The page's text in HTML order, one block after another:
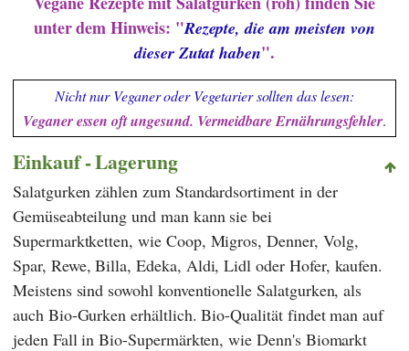
unter dem Hinweis: "Rezepte, die am meisten von
dieser Zutat haben".
Nicht nur Veganer oder Vegetarier sollten das lesen:
Veganer essen oft ungesund. Vermeidbare Ernährungsfehler.
Einkauf - Lagerung
Salatgurken zählen zum Standardsortiment in der
Gemüseabteilung und man kann sie bei
Supermarktketten, wie Coop, Migros,Denner, Volg,
Spar, Rewe,Billa,Edeka, Aldi,Lidl oder Hofer, kaufen.
Meistens sind sowohl konventionelle Salatgurken, als
auch Bio-Gurken erhältlich. Bio-Qualität findet man auf
jeden Fall in Bio-Supermärkten, wieDenn's Biomarkt